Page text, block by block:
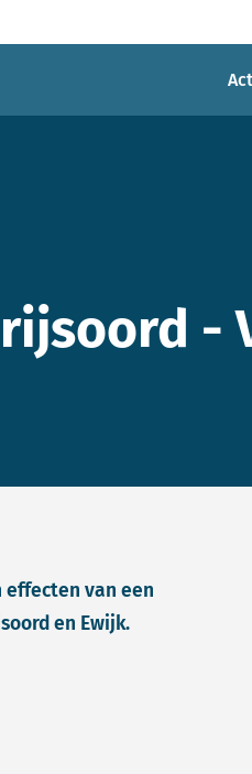
-
van een
en Ewijk.